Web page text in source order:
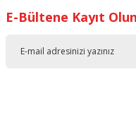
Ürün resmi kalitesiz,
E-Bültene Kayıt Olun